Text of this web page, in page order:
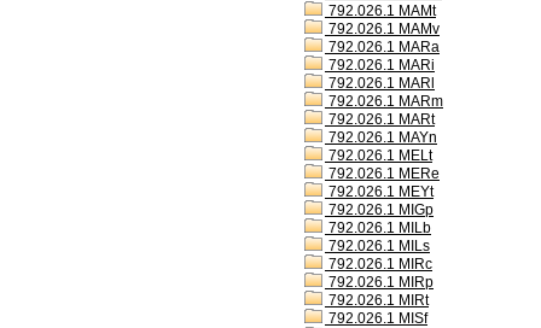
792.026.1 MAMt
792.026.1 MAMv
792.026.1 MARa
792.026.1 MARi
792.026.1 MARl
792.026.1 MARm
792.026.1 MARt
792.026.1 MAYn
792.026.1 MELt
792.026.1 MERe
792.026.1 MEYt
792.026.1 MIGp
792.026.1 MILb
792.026.1 MILs
792.026.1 MIRc
792.026.1 MIRp
792.026.1 MIRt
792.026.1 MISf